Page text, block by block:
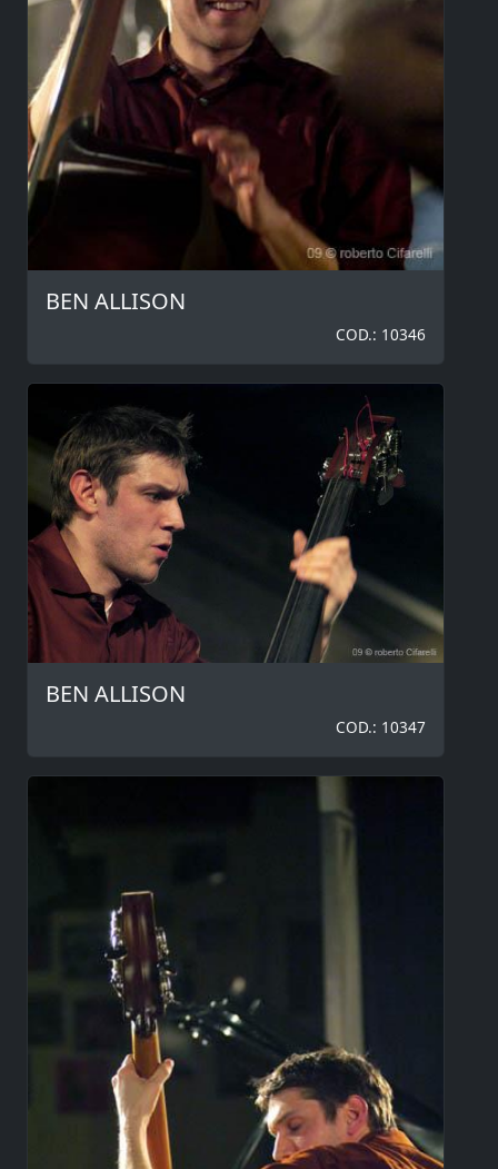
BEN ALLISON
COD.: 10346
BEN ALLISON
COD.: 10347